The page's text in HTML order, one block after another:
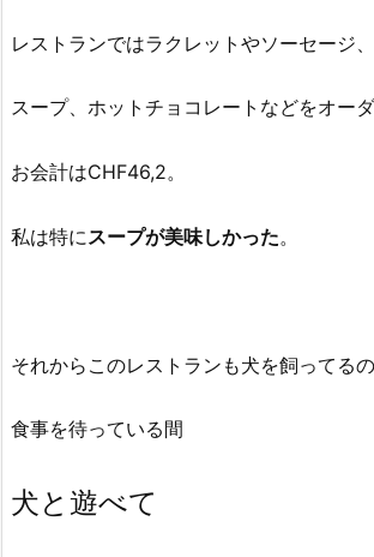
レストランではラクレットやソーセージ、
スープ、ホットチョコレートなどをオー
お会計はCHF46,2。
私は特に スープが美味しかった。
それからこのレストランも犬を飼ってるの
食事を待っている間
犬と遊べて